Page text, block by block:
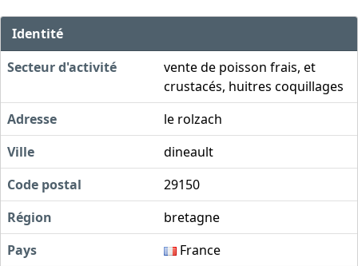
Identité
Secteur d'activité
vente de poisson frais, et
crustacés, huitres coquillages
Adresse
le rolzach
Ville
dineault
Code postal
29150
Région
bretagne
Pays
France